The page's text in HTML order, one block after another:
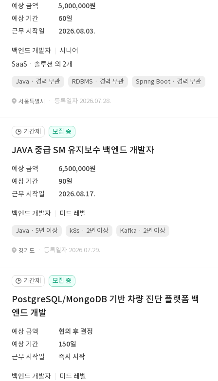
예상 금액
5,000,000원
예상 기간
60일
근무 시작일
2026.08.03.
백엔드 개발자
시니어
SaaSㆍ솔루션 외 2개
Java · 경력 무관 RDBMS · 경력 무관 Spring Boot · 경력 무관
서울특별시 · 등록일자 2026.07.28.
🕒 기간제 모집 중
JAVA 중급 SM 유지보수 백엔드 개발자
예상 금액
6,500,000원
예상 기간
90일
근무 시작일
2026.08.17.
백엔드 개발자 미드 레벨
Java · 5년 이상 k8s · 2년 이상 Kafka · 2년 이상
경기도 · 등록일자 2026.07.29.
🕒 기간제 모집 중
PostgreSQL/MongoDB 기반 차량 진단 플랫폼 백
엔드 개발
예상 금액
협의 후 결정
예상 기간
150일
근무 시작일
즉시 시작
백엔드 개발자 미드 레벨